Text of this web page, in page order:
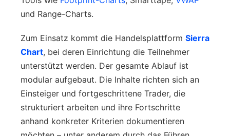
und Range-Charts.
Zum Einsatz kommt die Handelsplattform Sierra
Chart, bei deren Einrichtung die Teilnehmer
unterstützt werden. Der gesamte Ablauf ist
modular aufgebaut. Die Inhalte richten sich an
Einsteiger und fortgeschrittene Trader, die
strukturiert arbeiten und ihre Fortschritte
anhand konkreter Kriterien dokumentieren